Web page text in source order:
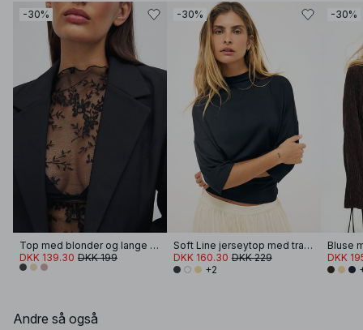
-30%
Top med blonder og lange ærmer
DKK 139.30 DKK 199
-30%
Soft Line jerseytop med tragtformet hals
DKK 160.30 DKK 229
+2
-30%
Bluse
DKK
Andre så også